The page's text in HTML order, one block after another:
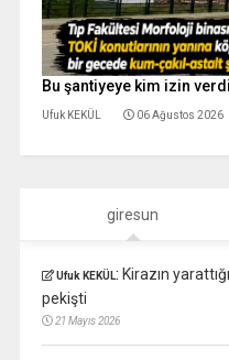
Bu şantiyeye kim izin
Ufuk KEKÜL 06 Ağustos 2026
giresun
Ufuk KEKÜL: Kirazın
pekişti
21 Mayıs 2026